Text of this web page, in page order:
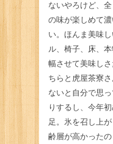
ないやろけど、
の味が楽しめて
い。ほんま美味
ル、椅子、床、
幅させて美味し
ちらと虎屋茶寮
ないと自分で思
りするし、今年
足。氷を召し上
齢層が高かった